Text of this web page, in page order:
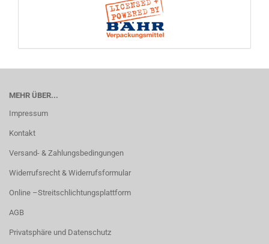
MEHR ÜBER...
Impressum
Kontakt
Versand- & Zahlungsbedingungen
Widerrufsrecht & Widerrufsformular
Online –Streitschlichtungsplattform
AGB
Privatsphäre und Datenschutz